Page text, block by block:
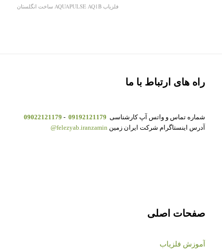
فلزیاب AQUAPULSE AQ1B ساخت انگلستان
راه های ارتباط با ما
شماره تماس و واتس آپ کارشناسی 09192121179
-
09022121179
آدرس اینستاگرام شرکت ایران زمین felezyab.iranzamin@
صفحات اصلی
آموزش فلزیاب